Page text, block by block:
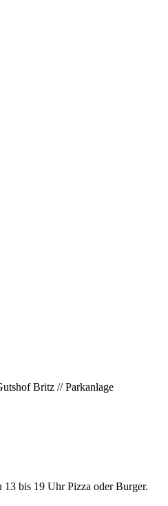
Britz // Parkanlage
bis 19 Uhr Pizza oder Burger.